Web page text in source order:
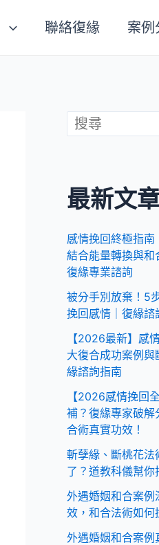
聯絡復緣 案例
最新文
感情挽回終極指南
結合能量轉換與和
復緣專業諮詢
被分手別放棄！5
挽回感情｜復緣諮
【2026最新】感
大復合成功案例
緣諮詢指南
【2026感情挽回
補？復緣專家破解
合術真實功效！
斬孽緣、斷桃花
了？道教科儀幫你
外遇婚姻和合案例
效，和合法術如
外遇婚姻和合案